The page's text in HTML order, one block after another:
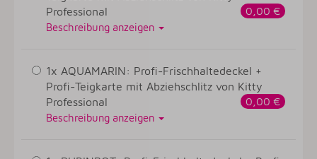
Professional
0,00 €
Beschreibung anzeigen
1x AQUAMARIN: Profi-Frischhaltedeckel +
Profi-Teigkarte mit Abziehschlitz von Kitty
Professional
0,00 €
Beschreibung anzeigen